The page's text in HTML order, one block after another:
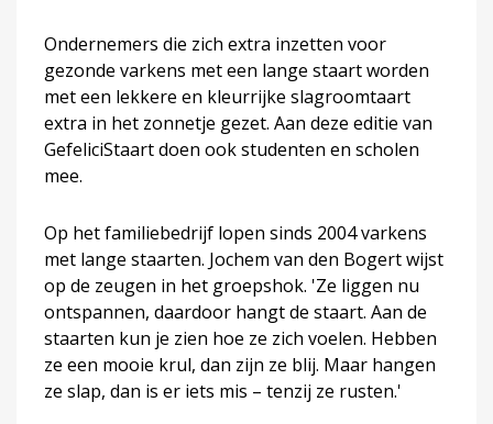
Ondernemers die zich extra inzetten voor
gezonde varkens met een lange staart worden
met een lekkere en kleurrijke slagroomtaart
extra in het zonnetje gezet. Aan deze editie van
GefeliciStaart doen ook studenten en scholen
mee.
Op het familiebedrijf lopen sinds 2004 varkens
met lange staarten. Jochem van den Bogert wijst
op de zeugen in het groepshok. 'Ze liggen nu
ontspannen, daardoor hangt de staart. Aan de
staarten kun je zien hoe ze zich voelen. Hebben
ze een mooie krul, dan zijn ze blij. Maar hangen
ze slap, dan is er iets mis – tenzij ze rusten.'